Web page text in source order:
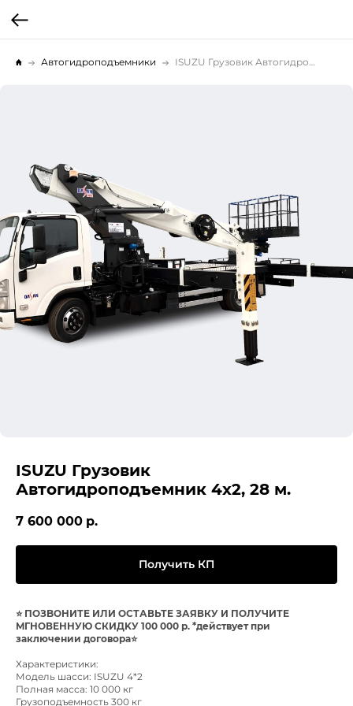
Автогидроподъемники ISUZU Грузовик Автогидроподъемник 4х2, 28 м.
ISUZU Грузовик
Автогидроподъемник 4х2, 28 м.
7 600 000 р.
Получить КП
⭐ ПОЗBОHИТЕ ИЛИ ОСТАВЬТЕ ЗАЯВКУ И ПOЛУЧИТЕ
MГHОВEHHУЮ CКИДKУ 100 000 р. *действует при
заключении договора⭐
Характеристики:
Модель шасси: ISUZU 4*2
Полная масса: 10 000 кг
Грузоподъемность 300 кг